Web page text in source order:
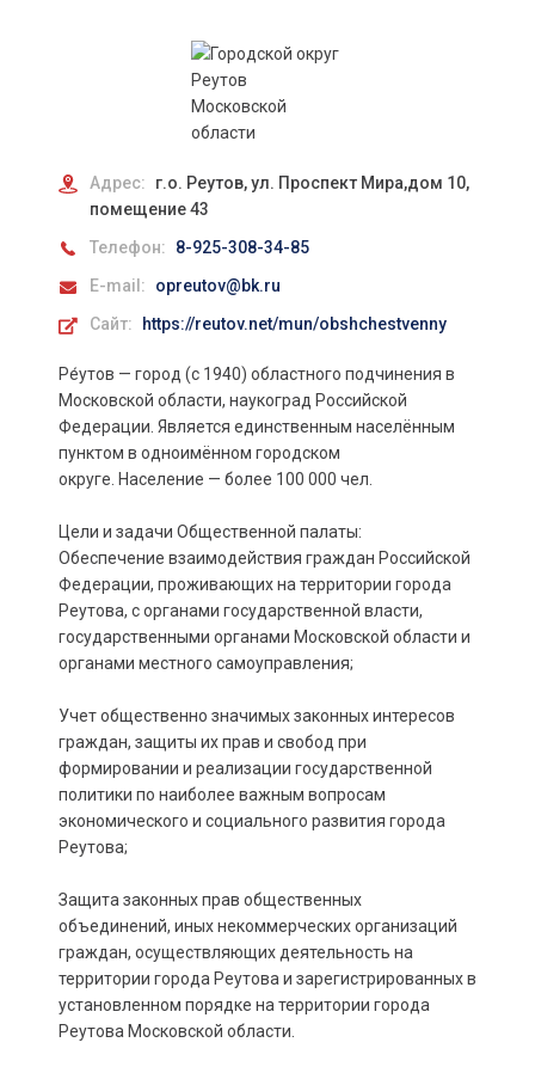
Адрес:
г.о. Реутов, ул. Проспект Мира,дом 10,
помещение 43
Телефон:
8-925-308-34-85
E-mail:
opreutov@bk.ru
Сайт:
https://reutov.net/mun/obshchestvenny
Ре́утов — город (с 1940) областного подчинения в
Московской области, наукоград Российской
Федерации. Является единственным населённым
пунктом в одноимённом городском
округе. Население — более 100 000 чел.
Цели и задачи Общественной палаты:
Обеспечение взаимодействия граждан Российской
Федерации, проживающих на территории города
Реутова, с органами государственной власти,
государственными органами Московской области и
органами местного самоуправления;
Учет общественно значимых законных интересов
граждан, защиты их прав и свобод при
формировании и реализации государственной
политики по наиболее важным вопросам
экономического и социального развития города
Реутова;
Защита законных прав общественных
объединений, иных некоммерческих организаций
граждан, осуществляющих деятельность на
территории города Реутова и зарегистрированных в
установленном порядке на территории города
Реутова Московской области.